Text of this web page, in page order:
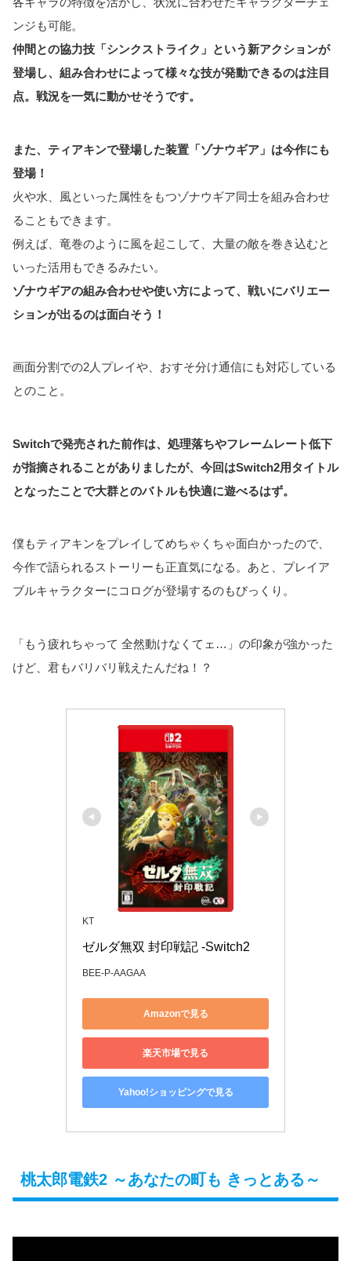
ンジも可能。
仲間との協力技「シンクストライク」という新アクションが
登場し、組み合わせによって様々な技が発動できるのは注目
点。戦況を一気に動かせそうです。
また、ティアキンで登場した装置「ゾナウギア」は今作にも
登場！
火や水、風といった属性をもつゾナウギア同士を組み合わせ
ることもできます。
例えば、竜巻のように風を起こして、大量の敵を巻き込むと
いった活用もできるみたい。
ゾナウギアの組み合わせや使い方によって、戦いにバリエー
ションが出るのは面白そう！
画面分割での2人プレイや、おすそ分け通信にも対応している
とのこと。
Switchで発売された前作は、処理落ちやフレームレート低下
が指摘されることがありましたが、今回はSwitch2用タイトル
となったことで大群とのバトルも快適に遊べるはず。
僕もティアキンをプレイしてめちゃくちゃ面白かったので、
今作で語られるストーリーも正直気になる。あと、プレイア
ブルキャラクターにコログが登場するのもびっくり。
「もう疲れちゃって 全然動けなくてェ…」の印象が強かった
けど、君もバリバリ戦えたんだね！？
KT
ゼルダ無双 封印戦記 -Switch2
BEE-P-AAGAA
Amazonで見る
楽天市場で見る
Yahoo!ショッピングで見る
桃太郎電鉄2 ～あなたの町も きっとある～